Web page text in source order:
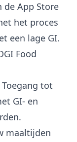
de App Store
het proces
een lage GI.
Food
Toegang tot
GI- en
maaltijden